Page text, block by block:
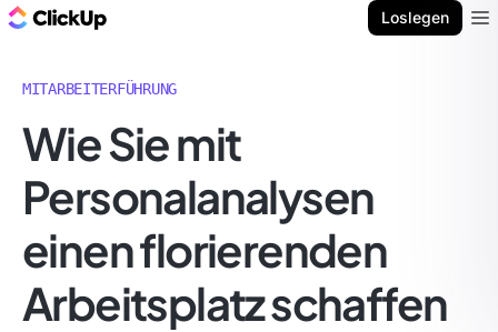
Loslegen
MITARBEITERFÜHRUNG
Wie Sie mit
Personalanalysen
einen florierenden
Arbeitsplatz schaffen